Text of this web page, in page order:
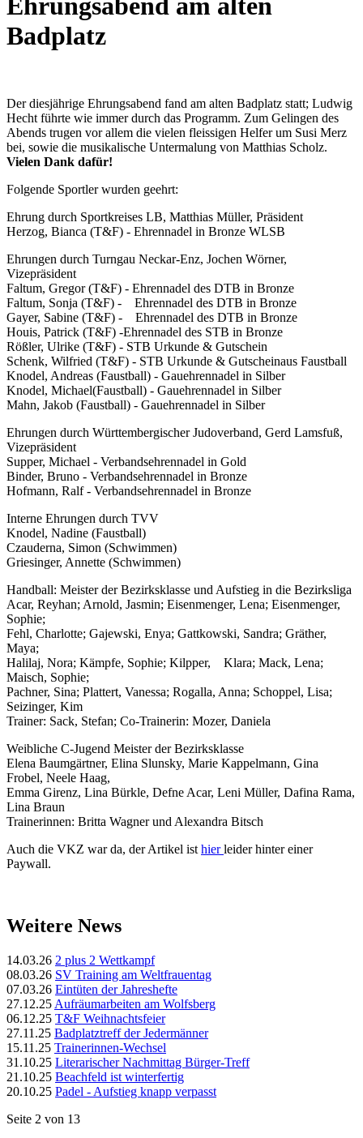
Ehrungsabend am alten
Badplatz
Der diesjährige Ehrungsabend fand am alten Badplatz statt; Ludwig
Hecht führte wie immer durch das Programm. Zum Gelingen des
Abends trugen vor allem die vielen fleissigen Helfer um Susi Merz
bei, sowie die musikalische Untermalung von Matthias Scholz.
Vielen Dank dafür!
Folgende Sportler wurden geehrt:
Ehrung durch Sportkreises LB, Matthias Müller, Präsident
Herzog, Bianca (T&F) - Ehrennadel in Bronze WLSB
Ehrungen durch Turngau Neckar-Enz, Jochen Wörner,
Vizepräsident
Faltum, Gregor (T&F) - Ehrennadel des DTB in Bronze
Faltum, Sonja (T&F) - Ehrennadel des DTB in Bronze
Gayer, Sabine (T&F) - Ehrennadel des DTB in Bronze
Houis, Patrick (T&F) -Ehrennadel des STB in Bronze
Rößler, Ulrike (T&F) - STB Urkunde & Gutschein
Schenk, Wilfried (T&F) - STB Urkunde & Gutscheinaus Faustball
Knodel, Andreas (Faustball) - Gauehrennadel in Silber
Knodel, Michael(Faustball) - Gauehrennadel in Silber
Mahn, Jakob (Faustball) - Gauehrennadel in Silber
Ehrungen durch Württembergischer Judoverband, Gerd Lamsfuß,
Vizepräsident
Supper, Michael - Verbandsehrennadel in Gold
Binder, Bruno - Verbandsehrennadel in Bronze
Hofmann, Ralf - Verbandsehrennadel in Bronze
Interne Ehrungen durch TVV
Knodel, Nadine (Faustball)
Czauderna, Simon (Schwimmen)
Griesinger, Annette (Schwimmen)
Handball: Meister der Bezirksklasse und Aufstieg in die Bezirksliga
Acar, Reyhan; Arnold, Jasmin; Eisenmenger, Lena; Eisenmenger,
Sophie;
Fehl, Charlotte; Gajewski, Enya; Gattkowski, Sandra; Gräther,
Maya;
Halilaj, Nora; Kämpfe, Sophie; Kilpper, Klara; Mack, Lena;
Maisch, Sophie;
Pachner, Sina; Plattert, Vanessa; Rogalla, Anna; Schoppel, Lisa;
Seizinger, Kim
Trainer: Sack, Stefan; Co-Trainerin: Mozer, Daniela
Weibliche C-Jugend Meister der Bezirksklasse
Elena Baumgärtner, Elina Slunsky, Marie Kappelmann, Gina
Frobel, Neele Haag,
Emma Girenz, Lina Bürkle, Defne Acar, Leni Müller, Dafina Rama,
Lina Braun
Trainerinnen: Britta Wagner und Alexandra Bitsch
Auch die VKZ war da, der Artikel ist hierleider hinter einer
Paywall.
Weitere News
14.03.26 2 plus 2 Wettkampf
08.03.26 SV Training am Weltfrauentag
07.03.26 Eintüten der Jahreshefte
27.12.25 Aufräumarbeiten am Wolfsberg
06.12.25 T&F Weihnachtsfeier
27.11.25 Badplatztreff der Jedermänner
15.11.25 Trainerinnen-Wechsel
31.10.25 Literarischer Nachmittag Bürger-Treff
21.10.25 Beachfeld ist winterfertig
20.10.25 Padel - Aufstieg knapp verpasst
Seite 2 von 13